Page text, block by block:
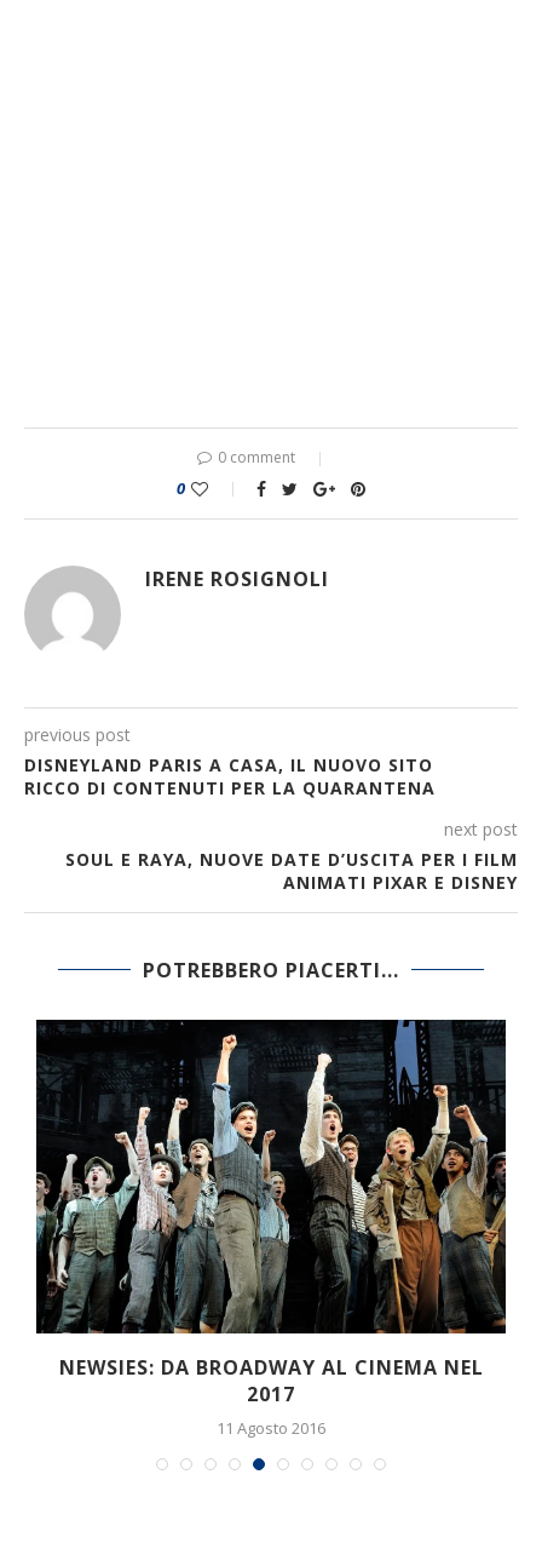
0 comment
0
IRENE ROSIGNOLI
previous post
DISNEYLAND PARIS A CASA, IL NUOVO SITO
RICCO DI CONTENUTI PER LA QUARANTENA
next post
SOUL E RAYA, NUOVE DATE D’USCITA PER I FILM
ANIMATI PIXAR E DISNEY
POTREBBERO PIACERTI...
NEWSIES: DA BROADWAY AL CINEMA NEL
2017
11 Agosto 2016